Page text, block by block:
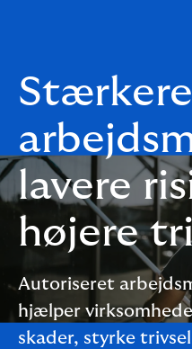
Stærkere
lavere
højere
Autoriseret
hjælper
skader, styrke